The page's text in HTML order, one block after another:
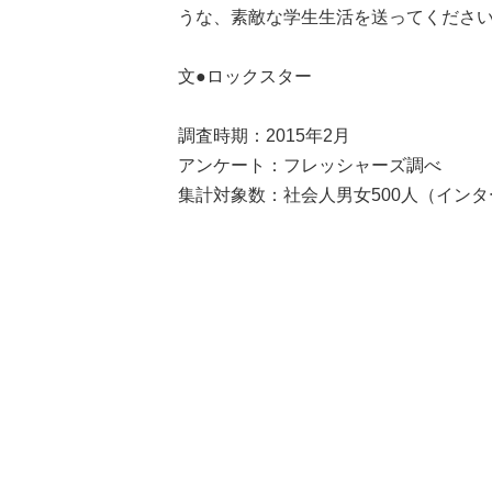
うな、素敵な学生生活を送ってください
文●ロックスター
調査時期：2015年2月
アンケート：フレッシャーズ調べ
集計対象数：社会人男女500人（インタ